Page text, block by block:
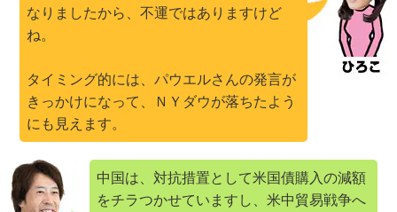
なりましたから、不運ではありますけど
ね。
タイミング的には、パウエルさんの発言が
きっかけになって、ＮＹダウが落ちたよう
にも見えます。
中国は、対抗措置として米国債購入の減額
をチラつかせていますし、米中貿易戦争へ